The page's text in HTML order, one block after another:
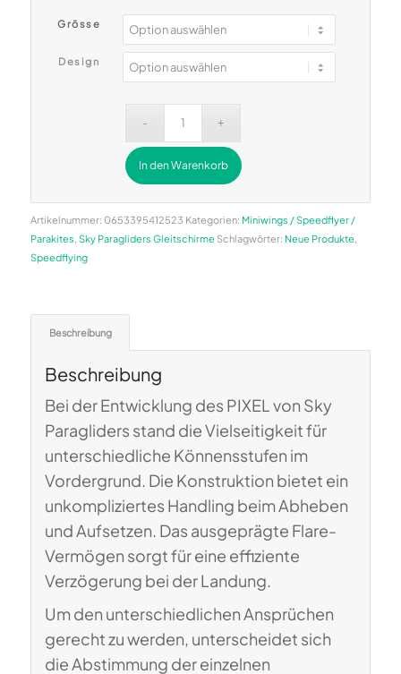
Grösse
Design
In den Warenkorb
Artikelnummer: 0653395412523 Kategorien: Miniwings / Speedflyer /
Parakites Sky Paragliders Gleitschirme Schlagwörter: Neue Produkte,
Speedflying
Beschreibung
Beschreibung
Bei der Entwicklung des PIXEL von Sky
Paragliders stand die Vielseitigkeit für
unterschiedliche Könnensstufen im
Vordergrund. Die Konstruktion bietet ein
unkompliziertes Handling beim Abheben
und Aufsetzen. Das ausgeprägte Flare-
Vermögen sorgt für eine effiziente
Verzögerung bei der Landung.
Um den unterschiedlichen Ansprüchen
gerecht zu werden, unterscheidet sich
die Abstimmung der einzelnen